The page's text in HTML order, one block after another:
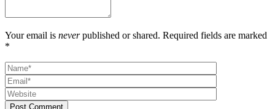
Your email is neverpublished or shared. Required fields are marked
*
Post Comment